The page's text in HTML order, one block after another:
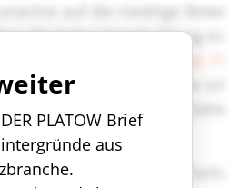
PLATOW Brief
aus